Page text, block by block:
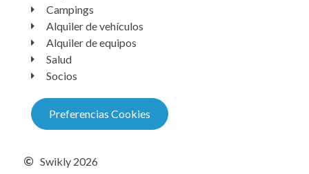
Campings
Alquiler de vehículos
Alquiler de equipos
Salud
Socios
Preferencias Cookies
Swikly 2026